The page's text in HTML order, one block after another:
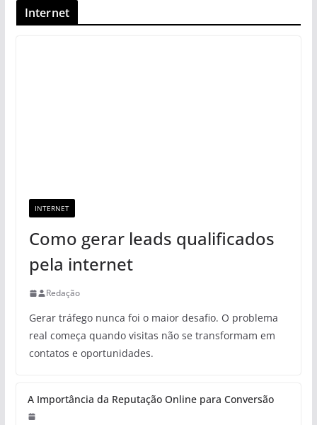
Internet
INTERNET
Como gerar leads qualificados
pela internet
Redação
Gerar tráfego nunca foi o maior desafio. O problema
real começa quando visitas não se transformam em
contatos e oportunidades.
A Importância da Reputação Online para Conversão